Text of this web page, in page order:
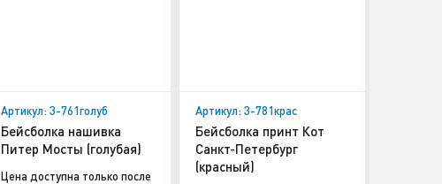
Артикул: 3-761голуб
Бейсболка нашивка
Питер Мосты (голубая)
Цена доступна только после
Артикул: 3-781крас
Бейсболка принт Кот
Санкт-Петербург
(красный)